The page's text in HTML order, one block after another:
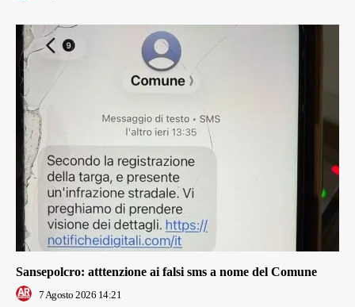
Sansepolcro: atttenzione ai falsi sms a nome del Comune
7 Agosto 2026 14:21